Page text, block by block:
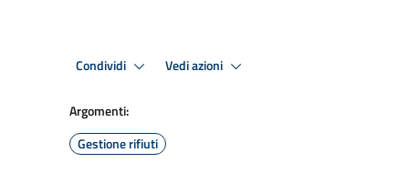
Condividi Vedi azioni
Argomenti:
Gestione rifiuti